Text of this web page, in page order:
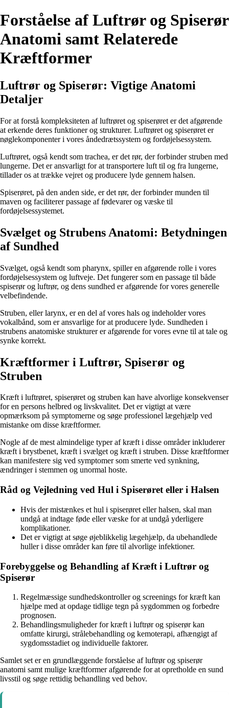
Forståelse af Luftrør og Spiserør
Anatomi samt Relaterede
Kræftformer
Luftrør og Spiserør: Vigtige Anatomi
Detaljer
For at forstå kompleksiteten af luftrøret og spiserøret er det afgørende
at erkende deres funktioner og strukturer. Luftrøret og spiserøret er
nøglekomponenter i vores åndedrætssystem og fordøjelsessystem.
Luftrøret, også kendt som trachea, er det rør, der forbinder struben med
lungerne. Det er ansvarligt for at transportere luft til og fra lungerne,
tillader os at trække vejret og producere lyde gennem halsen.
Spiserøret, på den anden side, er det rør, der forbinder munden til
maven og faciliterer passage af fødevarer og væske til
fordøjelsessystemet.
Svælget og Strubens Anatomi: Betydningen
af Sundhed
Svælget, også kendt som pharynx, spiller en afgørende rolle i vores
fordøjelsessystem og luftveje. Det fungerer som en passage til både
spiserør og luftrør, og dens sundhed er afgørende for vores generelle
velbefindende.
Struben, eller larynx, er en del af vores hals og indeholder vores
vokalbånd, som er ansvarlige for at producere lyde. Sundheden i
strubens anatomiske strukturer er afgørende for vores evne til at tale og
synke korrekt.
Kræftformer i Luftrør, Spiserør og
Struben
Kræft i luftrøret, spiserøret og struben kan have alvorlige konsekvenser
for en persons helbred og livskvalitet. Det er vigtigt at være
opmærksom på symptomerne og søge professionel lægehjælp ved
mistanke om disse kræftformer.
Nogle af de mest almindelige typer af kræft i disse områder inkluderer
kræft i brystbenet, kræft i svælget og kræft i struben. Disse kræftformer
kan manifestere sig ved symptomer som smerte ved synkning,
ændringer i stemmen og unormal hoste.
Råd og Vejledning ved Hul i Spiserøret eller i Halsen
Hvis der mistænkes et hul i spiserøret eller halsen, skal man
undgå at indtage føde eller væske for at undgå yderligere
komplikationer.
Det er vigtigt at søge øjeblikkelig lægehjælp, da ubehandlede
huller i disse områder kan føre til alvorlige infektioner.
Forebyggelse og Behandling af Kræft i Luftrør og
Spiserør
Regelmæssige sundhedskontroller og screenings for kræft kan
hjælpe med at opdage tidlige tegn på sygdommen og forbedre
prognosen.
Behandlingsmuligheder for kræft i luftrør og spiserør kan
omfatte kirurgi, strålebehandling og kemoterapi, afhængigt af
sygdomsstadiet og individuelle faktorer.
Samlet set er en grundlæggende forståelse af luftrør og spiserør
anatomi samt mulige kræftformer afgørende for at opretholde en sund
livsstil og søge rettidig behandling ved behov.